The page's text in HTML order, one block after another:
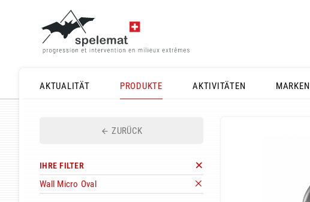
AKTUALITÄT
PRODUKTE AKTIVITÄTEN MARKEN
ZURÜCK
IHRE FILTER
Wall Micro Oval